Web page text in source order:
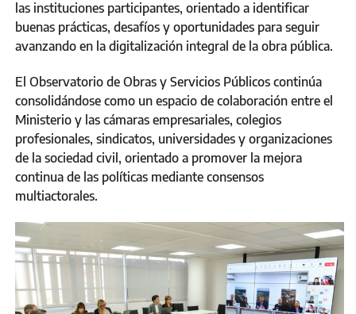
las instituciones participantes, orientado a identificar
buenas prácticas, desafíos y oportunidades para seguir
avanzando en la digitalización integral de la obra pública.
El Observatorio de Obras y Servicios Públicos continúa
consolidándose como un espacio de colaboración entre el
Ministerio y las cámaras empresariales, colegios
profesionales, sindicatos, universidades y organizaciones
de la sociedad civil, orientado a promover la mejora
continua de las políticas mediante consensos
multiactorales.